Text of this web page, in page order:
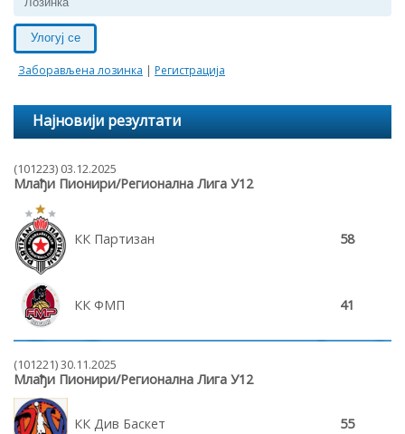
Улогуј се
Заборављена лозинка | Регистрација
Најновији резултати
(101223) 03.12.2025
Млађи Пионири/Регионална Лига У12
КК Партизан 58
КК ФМП 41
(101221) 30.11.2025
Млађи Пионири/Регионална Лига У12
КК Див Баскет 55